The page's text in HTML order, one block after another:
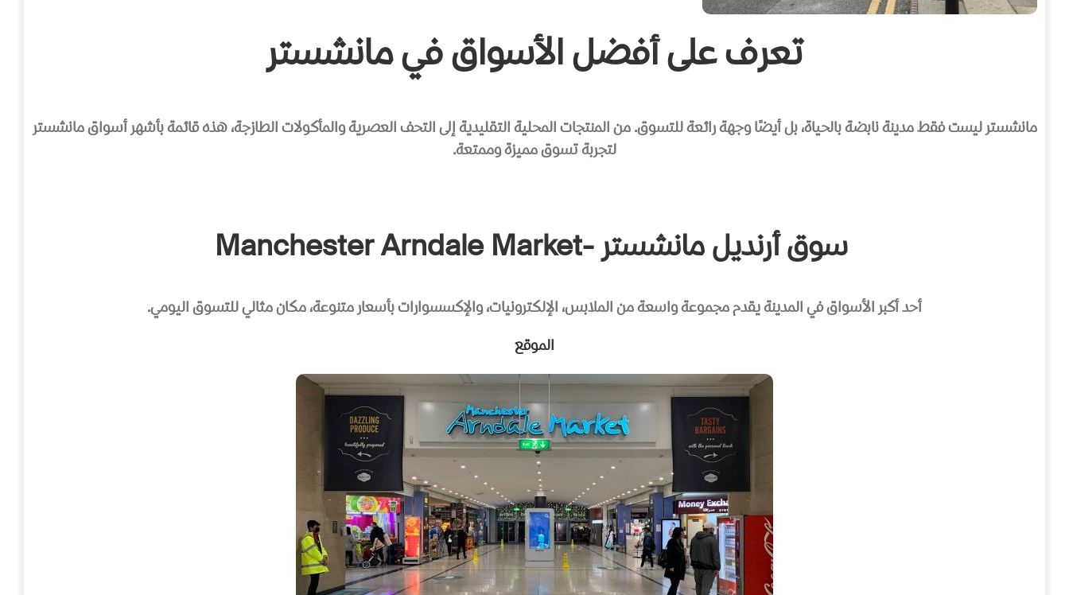
تعرف على أفضل الأسواق في مانشستر
مانشستر ليست فقط مدينة نابضة بالحياة، بل أيضًا وجهة رائعة للتسوق. من المنتجات المحلية التقليدية إلى التحف العصرية والمأكولات الطازجة، هذه قائمة بأشهر أسواق مانشستر
لتجربة تسوق مميزة وممتعة.
سوق أرنديل مانشستر -Manchester Arndale Market
أحد أكبر الأسواق في المدينة يقدم مجموعة واسعة من الملابس، الإلكترونيات، والإكسسوارات بأسعار متنوعة، مكان مثالي للتسوق اليومي.
الموقع